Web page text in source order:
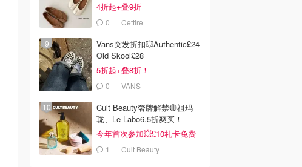
4折起+叠9折
0 Cettire
Vans突发折扣💥Authentic£24
Old Skool£28
5折起+叠8折！
0 VANS
Cult Beauty奢牌解禁🔴祖玛
珑、Le Labo6.5折爽买！
今年首次参加💥£10礼卡免费
拿 1 Cult Beauty